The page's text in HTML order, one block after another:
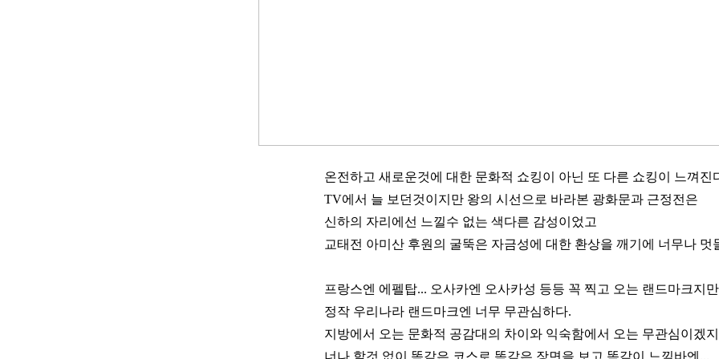
온전하고 새로운것에 대한 문화적 쇼킹이 아닌 또 다른 쇼킹이 느껴진
TV에서 늘 보던것이지만 왕의 시선으로 바라본 광화문과 근정전은
신하의 자리에선 느낄수 없는 색다른 감성이었고
교태전 아미산 후원의 굴뚝은 자금성에 대한 환상을 깨기에 너무나 멋
프랑스엔 에펠탑... 오사카엔 오사카성 등등 꼭 찍고 오는 랜드마크지만
정작 우리나라 랜드마크엔 너무 무관심하다.
지방에서 오는 문화적 공감대의 차이와 익숙함에서 오는 무관심이겠
너나 할것 없이 똑같은 코스로 똑같은 장면을 보고 똑같이 느낄바엔...